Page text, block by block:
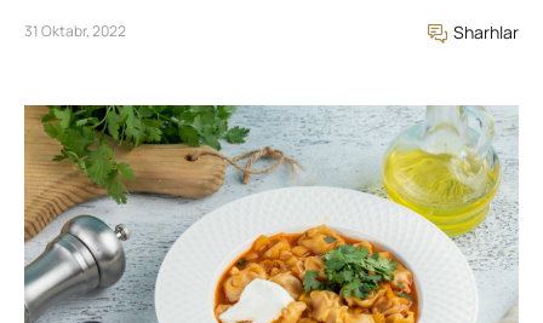
31 Oktabr, 2022 Sharhlar